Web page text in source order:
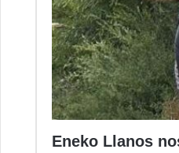
Eneko Llanos